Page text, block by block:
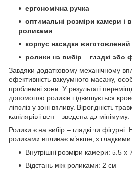
ергономічна ручка
оптимальні розміри камери і
роликами
корпус насадки виготовлений
ролики на вибір – гладкі або
Завдяки додатковому механічному
ефективність вакуумного масажу,
проблемні зони. У результаті
допомогою роликів підвищується
ліполіз у зоні впливу. Вірогідність
капілярів і вен – зведена до мінімуму.
Ролики є на вибір – гладкі чи
роликами впливає м’якше, з гладкими
Внутрішні розміри камери: 5,5 х
Відстань між роликами: 2 см